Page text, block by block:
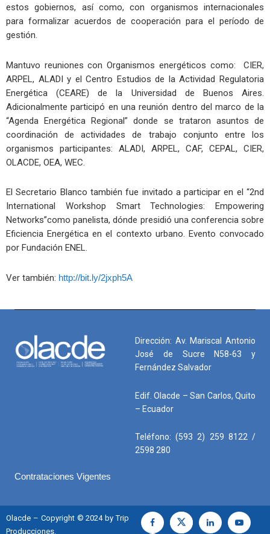
estos gobiernos, así como, con organismos internacionales
para formalizar acuerdos de cooperación para el período de
gestión.
Mantuvo reuniones con Organismos energéticos como: CIER,
ARPEL, ALADI y el Centro Estudios de la Actividad Regulatoria
Energética (CEARE) de la Universidad de Buenos Aires.
Adicionalmente participó en una reunión dentro del marco de la
“Agenda Energética Regional” donde se trataron asuntos de
coordinación de actividades de trabajo conjunto entre los
organismos participantes: ALADI, ARPEL, CAF, CEPAL, CIER,
OLACDE, OEA, WEC.
El Secretario Blanco también fue invitado a participar en el “2nd
International Workshop Smart Technologies: Empowering
Networks”como panelista, dónde presidió una conferencia sobre
Eficiencia Energética en el contexto urbano. Evento convocado
por Fundación ENEL.
Ver también: http://bit.ly/2jxph5A
Dirección: Av. Mariscal Antonio
José de Sucre N58-63 y
Fernández Salvador
Edif. Olacde – San Carlos, Quito
– Ecuador
Teléfono: (593 2) 259 8122 /
2598 280
Contrataciones Vigentes
Olacde – Copyright © 2024 by Trip
Producciones.